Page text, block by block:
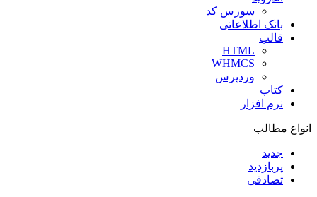
سورس کد
بانک اطلاعاتی
قالب
HTML
WHMCS
وردپرس
کتاب
نرم افزار
انواع مطالب
جدید
پربازدید
تصادفی